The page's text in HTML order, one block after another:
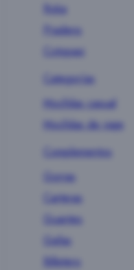
Roka
Pradens
Cotopaxi
Categorías
Mochilas casual
Mochilas de viaje
Complementos
Gorras
Carteras
Guantes
Gafas
Billetero